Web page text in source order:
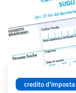
credito d'imposta